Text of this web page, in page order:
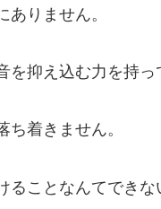
りません。
抑え込む力を持っ
着きません。
ことなんてできな